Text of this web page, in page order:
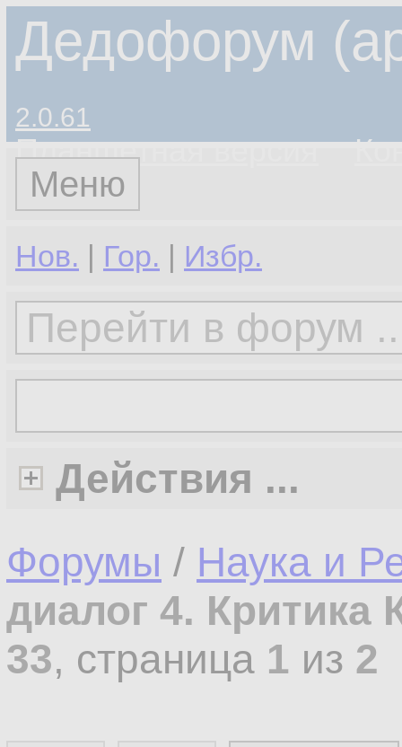
Дедофорум
2.0.61
Планшетная версия
Меню
Нов. | Гор. | Избр.
Действия ...
Форумы / Наука и
диалог 4. Критика
33, страница 1 из 2